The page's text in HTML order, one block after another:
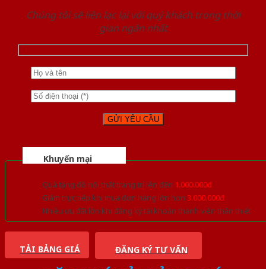
Chúng tôi sẽ liên lạc lại với quý khách trong thời
gian ngắn nhất
Khuyến mại
Quà tặng đồ nội thất trang trí lên đến 1.000.000đ
Giảm trực tiếp khi mua đơn hàng lớn hơn 3.000.000đ
Nhiều ưu đãi lớn khi đăng ký tài khoản thành viên thân thiết
TẢI BẢNG GIÁ ĐĂNG KÝ TƯ VẤN